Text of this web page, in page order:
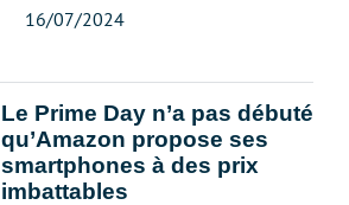
16/07/2024
Le Prime Day n’a pas débuté
qu’Amazon propose ses
smartphones à des prix
imbattables